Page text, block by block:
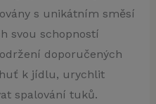
s unikátním směsí
svou schopností
doporučených
k jídlu, urychlit
spalování tuků.